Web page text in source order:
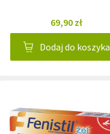
69,90 zł
Dodaj do koszyka